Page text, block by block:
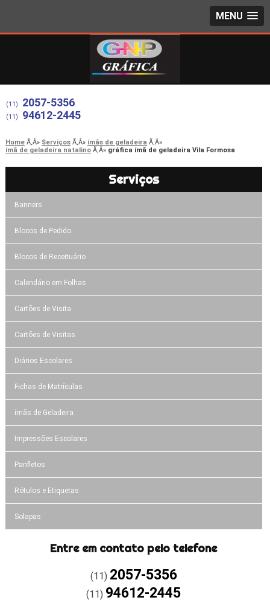
MENU
(11) 2057-5356
(11) 94612-2445
Home Serviços
ímãs de geladeira
ímã de geladeira natalino
gráfica ímã de geladeira Vila Formosa
Serviços
Banners
Blocos de Pedido
Blocos de Receituário
Calendário em Folhas
Cartões de Visita
Cartões de Visitas
Diários Escolares
Fichas de Matrículas
ímãs de Geladeira
Impressões Escolares
Panfletos
Rótulos e Etiquetas
Solapas
Entre em contato pelo telefone
(11) 2057-5356
(11) 94612-2445